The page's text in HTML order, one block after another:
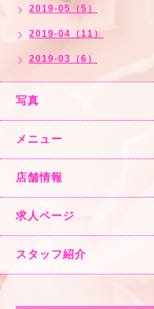
2019-05（5）
2019-04（11）
2019-03（6）
写真
メニュー
店舗情報
求人ページ
スタッフ紹介